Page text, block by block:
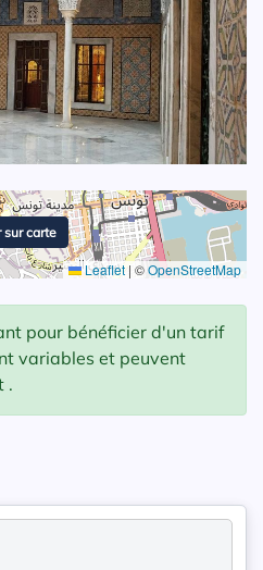
Leaflet | ©OpenStreetMap
sur carte
pour bénéficier d'un tarif
variables et peuvent
.